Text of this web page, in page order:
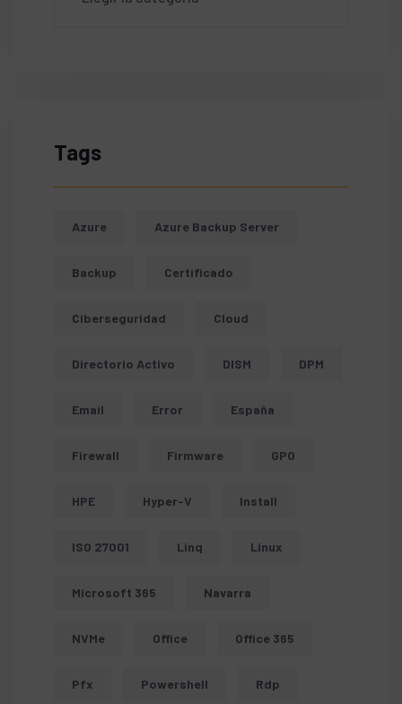
Tags
Azure Azure Backup Server
Backup Certificado
Ciberseguridad Cloud
Directorio Activo DISM DPM
Email Error España
Firewall Firmware GPO
HPE Hyper-V Install
ISO 27001 Linq Linux
Microsoft 365 Navarra
NVMe Office Office 365
Pfx Powershell Rdp